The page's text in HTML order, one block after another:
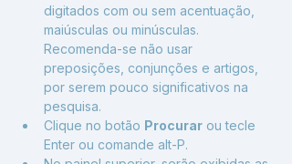
digitados com ou sem acentuação,
maiúsculas ou minúsculas.
Recomenda-se não usar
preposições, conjunções e artigos,
por serem pouco significativos na
pesquisa.
Clique no botão Procurar ou tecle
Enter ou comande alt-P.